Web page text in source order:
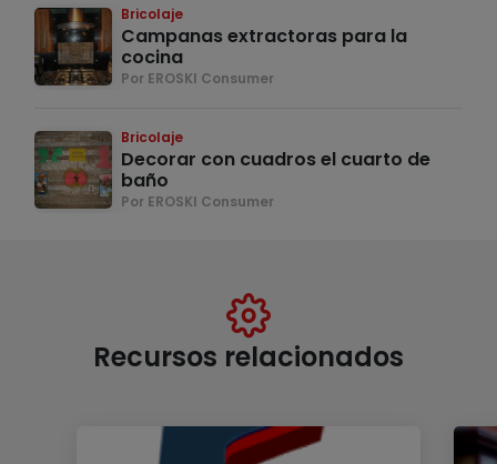
Bricolaje
Campanas extractoras para la
cocina
Por EROSKI Consumer
Bricolaje
Decorar con cuadros el cuarto de
baño
Por EROSKI Consumer
Recursos relacionados